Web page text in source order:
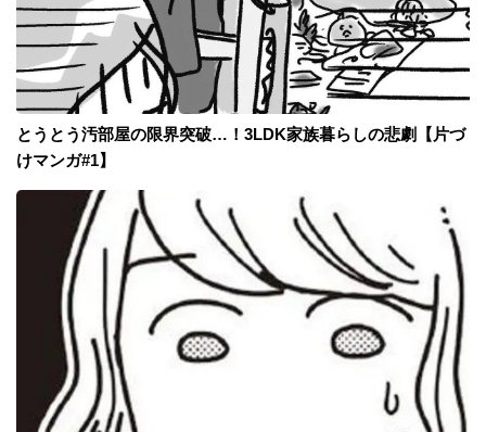
とうとう汚部屋の限界突破…！3LDK家族暮らしの悲劇【片づ
けマンガ#1】